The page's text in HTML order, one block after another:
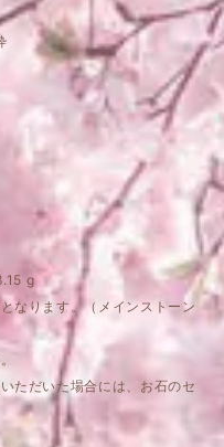
g
なります。（メインストーン
ただいた場合には、お石のセ